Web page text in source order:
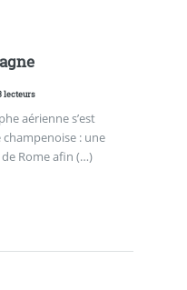
lecteurs
aérienne s’est
: une
Rome afin (…)